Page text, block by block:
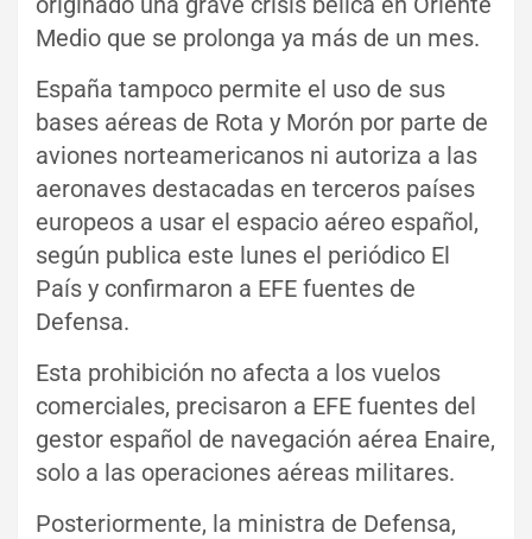
Medio que se prolonga ya más de un mes.
España tampoco permite el uso de sus
bases aéreas de Rota y Morón por parte de
aviones norteamericanos ni autoriza a las
aeronaves destacadas en terceros países
europeos a usar el espacio aéreo español,
según publica este lunes el periódico El
País y confirmaron a EFE fuentes de
Defensa.
Esta prohibición no afecta a los vuelos
comerciales, precisaron a EFE fuentes del
gestor español de navegación aérea Enaire,
solo a las operaciones aéreas militares.
Posteriormente, la ministra de Defensa,